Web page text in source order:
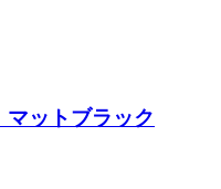
ットブラック